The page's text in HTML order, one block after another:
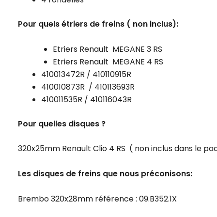
Pour quels étriers de freins ( non inclus):
Etriers Renault MEGANE 3 RS
Etriers Renault MEGANE 4 RS
410013472R / 410110915R
410010873R / 410113693R
410011535R / 410116043R
Pour quelles disques ?
320x25mm Renault Clio 4 RS ( non inclus dans le
Les disques de freins que nous préconisons:
Brembo 320x28mm référence : 09.B352.1X